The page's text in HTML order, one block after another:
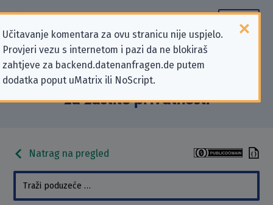
Učitavanje komentara za ovu stranicu nije uspjelo.
Provjeri vezu s internetom i pazi da ne blokiraš
zahtjeve za backend.datenanfragen.de putem
dodatka poput uMatrix ili NoScript.
Podaci kontakta „DHL Hub Leipzig
GmbH” koji se odnose na zahtjeve
za zaštitu privatnosti
Natrag na pregled